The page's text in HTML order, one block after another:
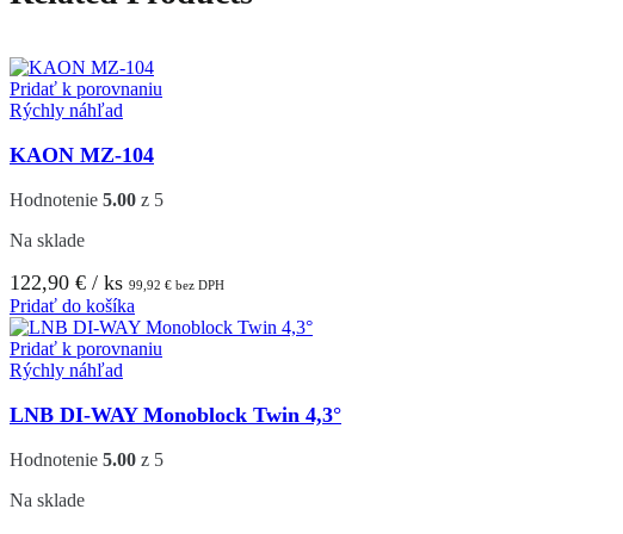
Pridať k porovnaniu
Rýchly náhľad
KAON MZ-104
Hodnotenie 5.00 z 5
Na sklade
122,90 € / ks 99,92 € bez DPH
Pridať do košíka
Pridať k porovnaniu
Rýchly náhľad
LNB DI-WAY Monoblock Twin 4,3°
Hodnotenie 5.00 z 5
Na sklade